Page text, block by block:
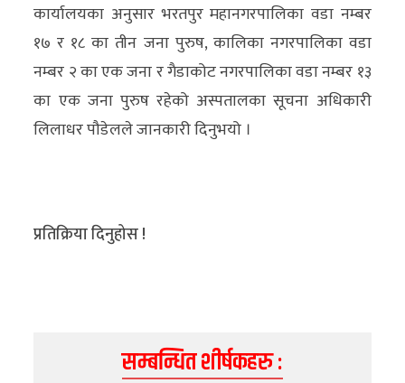
अन्तरर्वार्ता
विचार/
खेलकुद
कार्यालयका अनुसार भरतपुर महानगरपालिका वडा नम्बर
१७ र १८ का तीन जना पुरुष, कालिका नगरपालिका वडा
नम्बर २ का एक जना र गैडाकोट नगरपालिका वडा नम्बर १३
का एक जना पुरुष रहेको अस्पतालका सूचना अधिकारी
लिलाधर पौडेलले जानकारी दिनुभयो ।
प्रतिक्रिया दिनुहोस !
सम्बन्धित शीर्षकहरु :